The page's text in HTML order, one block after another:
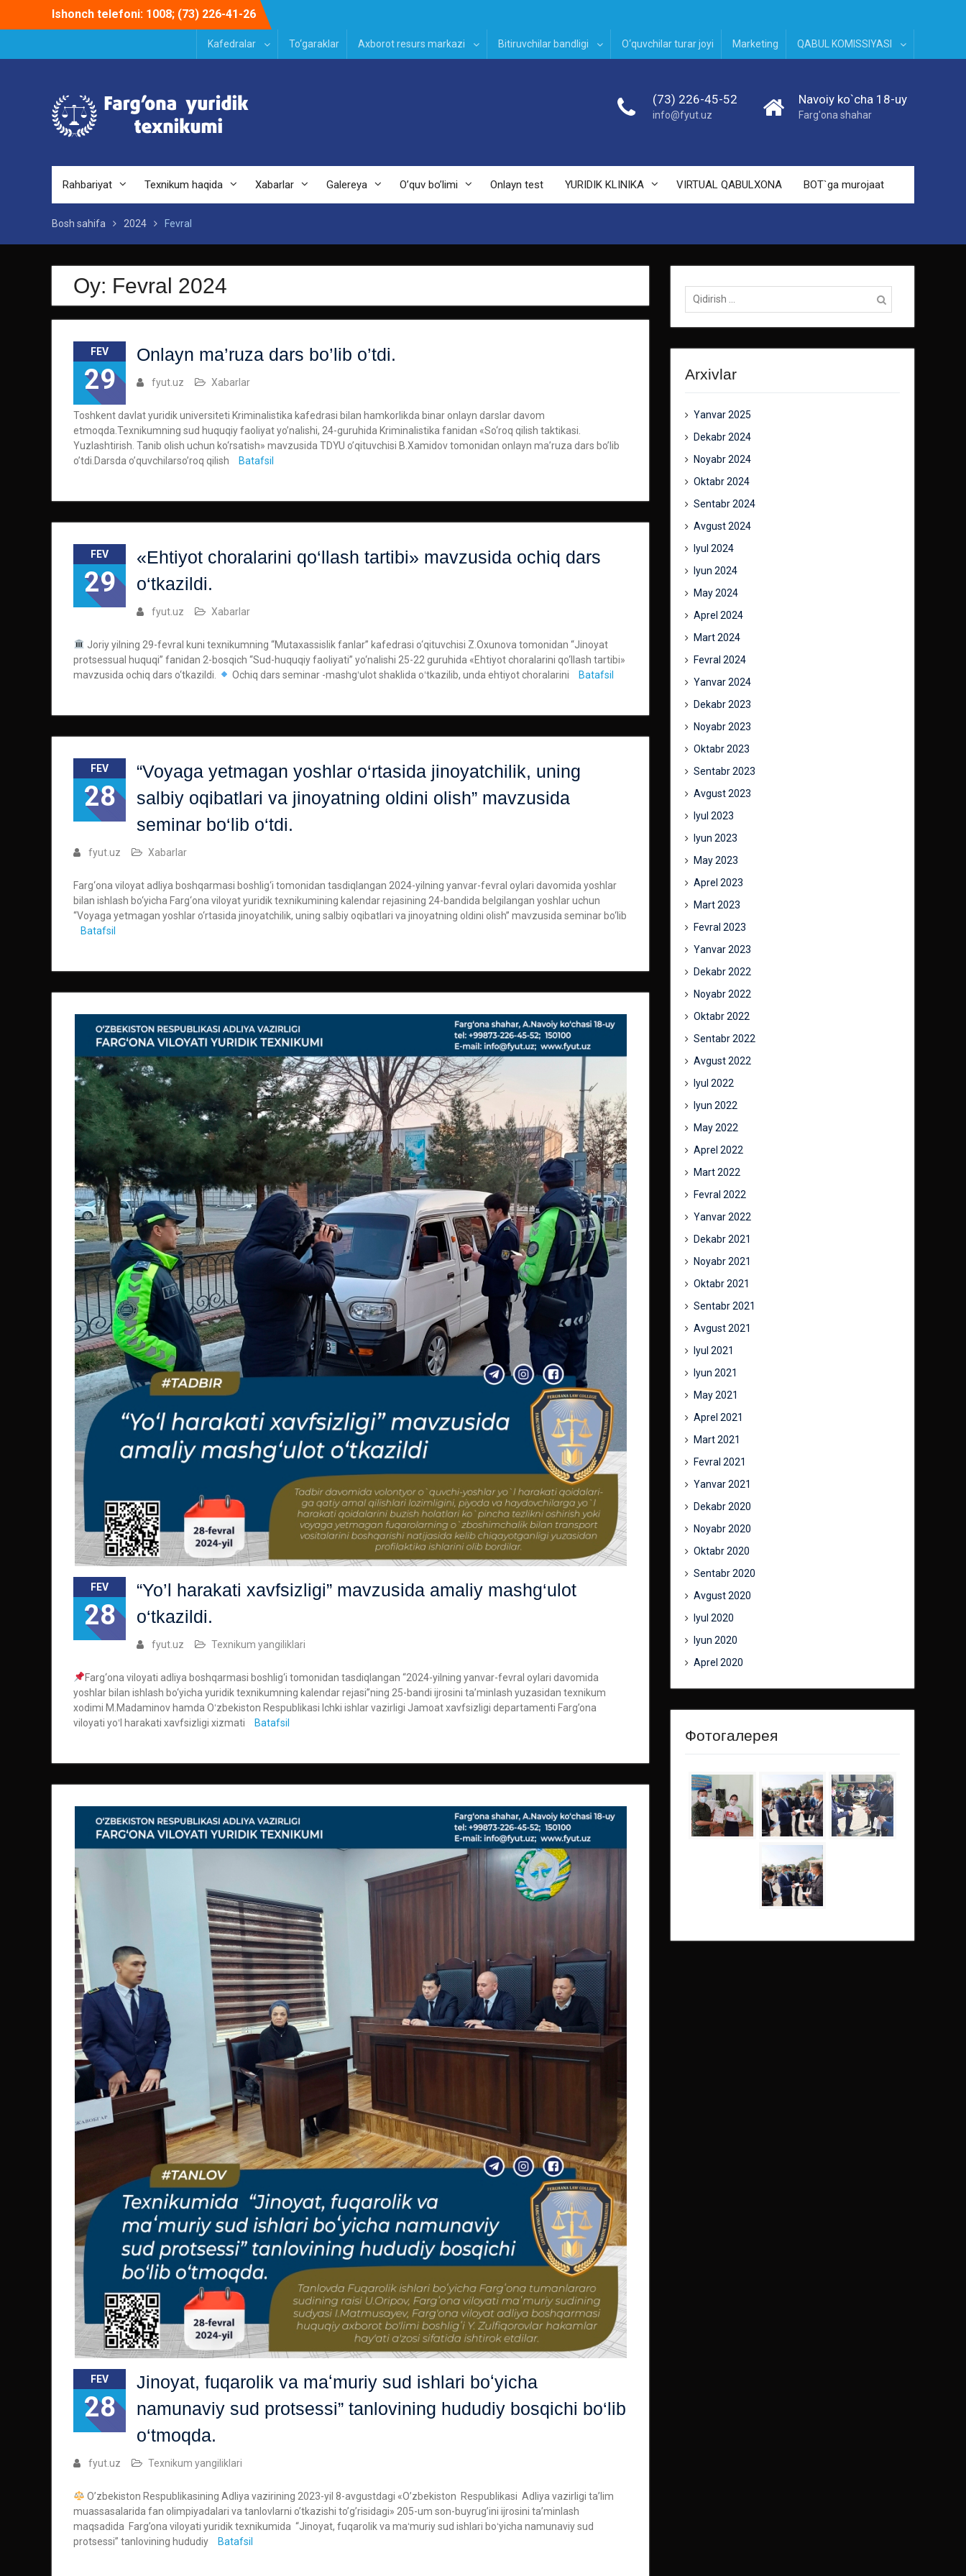
Ishonch telefoni: 1008; (73) 226-41-26
Kafedralar To‘garaklar Axborot resurs markazi Bitiruvchilar bandligi O‘quvchilar turar joyi Marketing QABUL KOMISSIYASI
(73) 226-45-52
info@fyut.uz
Navoiy ko`cha 18-uy
Farg'ona shahar
Rahbariyat Texnikum haqida Xabarlar Galereya O’quv bo’limi Onlayn test YURIDIK KLINIKA VIRTUAL QABULXONA BOT`ga murojaat
Bosh sahifa 2024 Fevral
Oy: Fevral 2024
FEV
29
Onlayn ma’ruza dars bo’lib o’tdi.
fyut.uz Xabarlar
Toshkent davlat yuridik universiteti Kriminalistika kafedrasi bilan hamkorlikda binar onlayn darslar davom
etmoqda.Texnikumning sud huquqiy faoliyat yo’nalishi, 24-guruhida Kriminalistika fanidan «So‘roq qilish taktikasi.
Yuzlashtirish. Tanib olish uchun ko‘rsatish» mavzusida TDYU o’qituvchisi B.Xamidov tomonidan onlayn ma’ruza dars bo’lib
o’tdi.Darsda o’quvchilarso’roq qilish
Batafsil
FEV
29
«Ehtiyot choralarini qo‘llash tartibi» mavzusida ochiq dars
o‘tkazildi.
fyut.uz Xabarlar
Joriy yilning 29-fevral kuni texnikumning “Mutaxassislik fanlar” kafedrasi o‘qituvchisi Z.Oxunova tomonidan “Jinoyat
protsessual huquqi” fanidan 2-bosqich “Sud-huquqiy faoliyati” yo‘nalishi 25-22 guruhida «Ehtiyot choralarini qo‘llash tartibi»
mavzusida ochiq dars o‘tkazildi.
Ochiq dars seminar -mashgʻulot shaklida oʻtkazilib, unda ehtiyot choralarini Batafsil
FEV
28
“Voyaga yetmagan yoshlar o‘rtasida jinoyatchilik, uning
salbiy oqibatlari va jinoyatning oldini olish” mavzusida
seminar bo‘lib o‘tdi.
fyut.uz Xabarlar
Farg‘ona viloyat adliya boshqarmasi boshlig‘i tomonidan tasdiqlangan 2024-yilning yanvar-fevral oylari davomida yoshlar
bilan ishlash bo‘yicha Farg‘ona viloyat yuridik texnikumining kalendar rejasining 24-bandida belgilangan yoshlar uchun
“Voyaga yetmagan yoshlar o‘rtasida jinoyatchilik, uning salbiy oqibatlari va jinoyatning oldini olish” mavzusida seminar bo‘lib
Batafsil
FEV
28
“Yo’l harakati xavfsizligi” mavzusida amaliy mashg‘ulot
o‘tkazildi.
fyut.uz Texnikum yangiliklari
Farg‘ona viloyati adliya boshqarmasi boshlig‘i tomonidan tasdiqlangan “2024-yilning yanvar-fevral oylari davomida
yoshlar bilan ishlash bo‘yicha yuridik texnikumning kalendar rejasi”ning 25-bandi ijrosini ta’minlash yuzasidan texnikum
xodimi M.Madaminov hamda Oʻzbekiston Respublikasi Ichki ishlar vazirligi Jamoat xavfsizligi departamenti Farg’ona
viloyati yoʻl harakati xavfsizligi xizmati
Batafsil
FEV
28
Jinoyat, fuqarolik va maʻmuriy sud ishlari boʻyicha
namunaviy sud protsessi” tanlovining hududiy bosqichi bo‘lib
o‘tmoqda.
fyut.uz Texnikum yangiliklari
O’zbekiston Respublikasining Adliya vazirining 2023-yil 8-avgustdagi «O’zbekiston Respublikasi Adliya vazirligi ta’lim
muassasalarida fan olimpiyadalari va tanlovlarni o’tkazishi to’g’risidagi» 205-um son-buyrug’ini ijrosini ta’minlash
maqsadida Farg’ona viloyati yuridik texnikumida “Jinoyat, fuqarolik va maʻmuriy sud ishlari boʻyicha namunaviy sud
protsessi” tanlovining hududiy
Batafsil
Qidirish:
Arxivlar
Yanvar 2025
Dekabr 2024
Noyabr 2024
Oktabr 2024
Sentabr 2024
Avgust 2024
Iyul 2024
Iyun 2024
May 2024
Aprel 2024
Mart 2024
Fevral 2024
Yanvar 2024
Dekabr 2023
Noyabr 2023
Oktabr 2023
Sentabr 2023
Avgust 2023
Iyul 2023
Iyun 2023
May 2023
Aprel 2023
Mart 2023
Fevral 2023
Yanvar 2023
Dekabr 2022
Noyabr 2022
Oktabr 2022
Sentabr 2022
Avgust 2022
Iyul 2022
Iyun 2022
May 2022
Aprel 2022
Mart 2022
Fevral 2022
Yanvar 2022
Dekabr 2021
Noyabr 2021
Oktabr 2021
Sentabr 2021
Avgust 2021
Iyul 2021
Iyun 2021
May 2021
Aprel 2021
Mart 2021
Fevral 2021
Yanvar 2021
Dekabr 2020
Noyabr 2020
Oktabr 2020
Sentabr 2020
Avgust 2020
Iyul 2020
Iyun 2020
Aprel 2020
Фотогалерея